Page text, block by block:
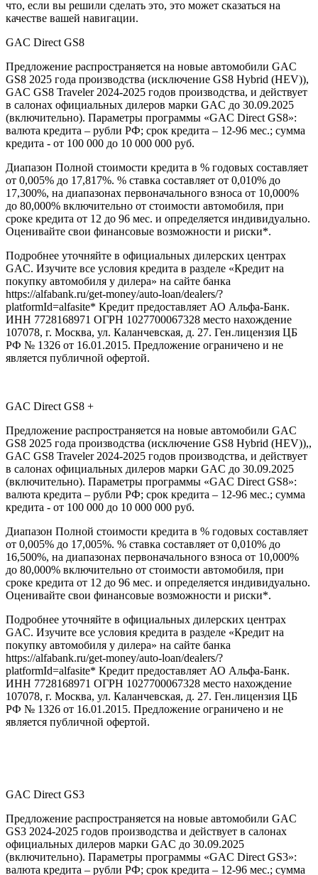
что, если вы решили сделать это, это может сказаться на
качестве вашей навигации.
GAC Direct GS8
Предложение распространяется на новые автомобили GAC
GS8 2025 года производства (исключение GS8 Hybrid (HEV)),
GAC GS8 Traveler 2024-2025 годов производства, и действует
в салонах официальных дилеров марки GAC до 30.09.2025
(включительно). Параметры программы «GAC Direct GS8»:
валюта кредита – рубли РФ; срок кредита – 12-96 мес.; сумма
кредита - от 100 000 до 10 000 000 руб.
Диапазон Полной стоимости кредита в % годовых составляет
от 0,005% до 17,817%. % ставка составляет от 0,010% до
17,300%, на диапазонах первоначального взноса от 10,000%
до 80,000% включительно от стоимости автомобиля, при
сроке кредита от 12 до 96 мес. и определяется индивидуально.
Оценивайте свои финансовые возможности и риски*.
Подробнее уточняйте в официальных дилерских центрах
GAC. Изучите все условия кредита в разделе «Кредит на
покупку автомобиля у дилера» на сайте банка
https://alfabank.ru/get-money/auto-loan/dealers/?
platformId=alfasite* Кредит предоставляет АО Альфа-Банк.
ИНН 7728168971 ОГРН 1027700067328 место нахождение
107078, г. Москва, ул. Каланчевская, д. 27. Ген.лицензия ЦБ
РФ № 1326 от 16.01.2015. Предложение ограничено и не
является публичной офертой.
GAC Direct GS8 +
Предложение распространяется на новые автомобили GAC
GS8 2025 года производства (исключение GS8 Hybrid (HEV)),,
GAC GS8 Traveler 2024-2025 годов производства, и действует
в салонах официальных дилеров марки GAC до 30.09.2025
(включительно). Параметры программы «GAC Direct GS8»:
валюта кредита – рубли РФ; срок кредита – 12-96 мес.; сумма
кредита - от 100 000 до 10 000 000 руб.
Диапазон Полной стоимости кредита в % годовых составляет
от 0,005% до 17,005%. % ставка составляет от 0,010% до
16,500%, на диапазонах первоначального взноса от 10,000%
до 80,000% включительно от стоимости автомобиля, при
сроке кредита от 12 до 96 мес. и определяется индивидуально.
Оценивайте свои финансовые возможности и риски*.
Подробнее уточняйте в официальных дилерских центрах
GAC. Изучите все условия кредита в разделе «Кредит на
покупку автомобиля у дилера» на сайте банка
https://alfabank.ru/get-money/auto-loan/dealers/?
platformId=alfasite* Кредит предоставляет АО Альфа-Банк.
ИНН 7728168971 ОГРН 1027700067328 место нахождение
107078, г. Москва, ул. Каланчевская, д. 27. Ген.лицензия ЦБ
РФ № 1326 от 16.01.2015. Предложение ограничено и не
является публичной офертой.
GAC Direct GS3
Предложение распространяется на новые автомобили GAC
GS3 2024-2025 годов производства и действует в салонах
официальных дилеров марки GAC до 30.09.2025
(включительно). Параметры программы «GAC Direct GS3»:
валюта кредита – рубли РФ; срок кредита – 12-96 мес.; сумма